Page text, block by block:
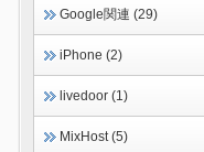
Google関連 (29)
iPhone (2)
livedoor (1)
MixHost (5)